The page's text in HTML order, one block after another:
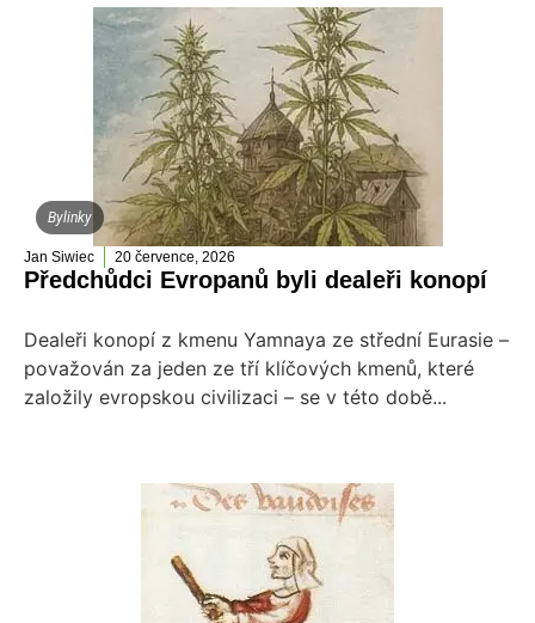
Bylinky
Jan Siwiec 20 července, 2026
Předchůdci Evropanů byli dealeři konopí
Dealeři konopí z kmenu Yamnaya ze střední Eurasie –
považován za jeden ze tří klíčových kmenů, které
založily evropskou civilizaci – se v této době...